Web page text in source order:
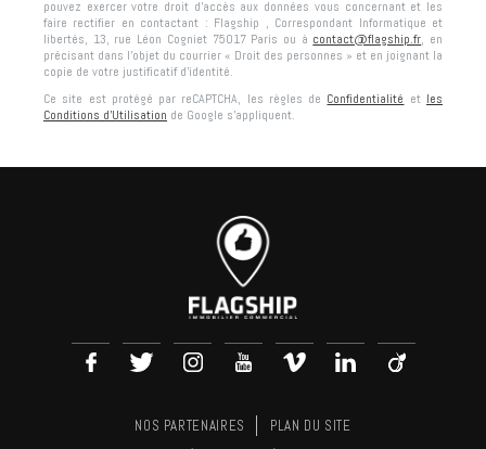
pouvez exercer votre droit d'accès aux données vous concernant et les
faire rectifier en contactant : Flagship , Correspondant Informatique et
libertés, 13, rue Léon Cogniet 75017 Paris ou à contact@flagship.fr, en
précisant dans l’objet du courrier « Droit des personnes » et en joignant la
copie de votre justificatif d’identité.
Ce site est protégé par reCAPTCHA, les règles de Confidentialité et les
Conditions d'Utilisation de Google s'appliquent.
NOS PARTENAIRES
PLAN DU SITE